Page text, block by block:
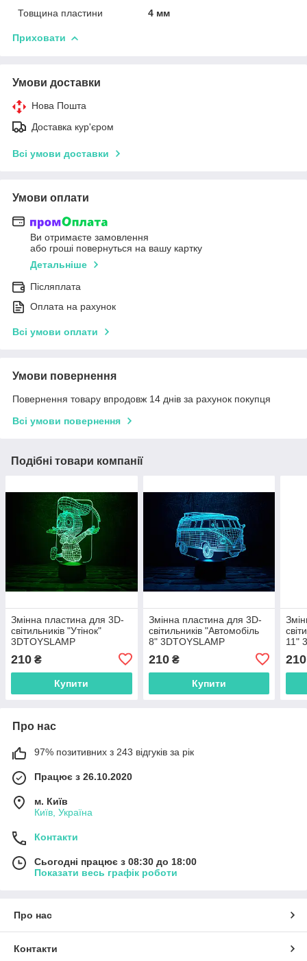
Товщина пластини
4 мм
Приховати
Умови доставки
Нова Пошта
Доставка кур'єром
Всі умови доставки
Умови оплати
Ви отримаєте замовлення
або гроші повернуться на вашу картку
Детальніше
Післяплата
Оплата на рахунок
Всі умови оплати
Умови повернення
Повернення товару впродовж 14 днів за рахунок покупця
Всі умови повернення
Подібні товари компанії
Змінна пластина для 3D-
світильників "Утінок"
3DTOYSLAMP
210 ₴
Купити
Змінна пластина для 3D-
світильників "Автомобіль
8" 3DTOYSLAMP
210₴
Купити
11"
210
Про нас
97% позитивних з 243 відгуків за рік
Працює з 26.10.2020
м. Київ
Київ, Україна
Контакти
Сьогодні працює з 08:30 до 18:00
Показати весь графік роботи
Про нас
Контакти